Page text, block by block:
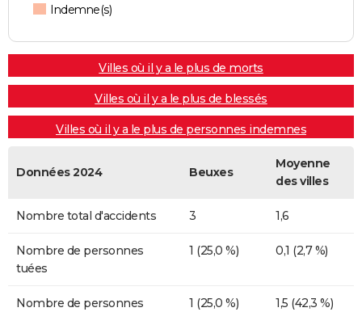
Indemne(s)
Villes où il y a le plus de morts
Villes où il y a le plus de blessés
Villes où il y a le plus de personnes indemnes
Données 2024 Beuxes
Moyenne
des villes
Nombre total d'accidents 3 1,6
Nombre de personnes
tuées
1 (25,0 %) 0,1 (2,7 %)
Nombre de personnes
1 (25,0 %) 1,5 (42,3 %)